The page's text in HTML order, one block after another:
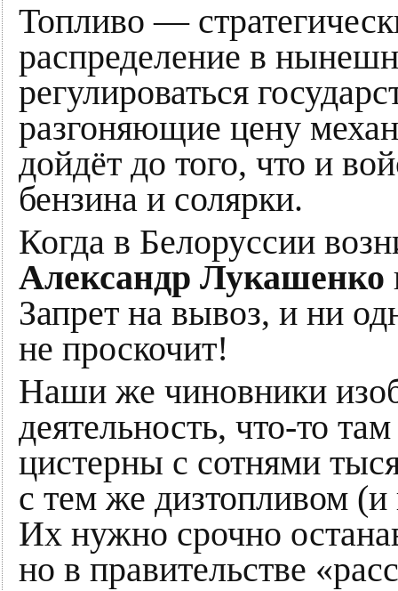
Топливо —
распределение в
регулироваться
разгоняющие цену
дойдёт до того, что и
бензина и солярки.
Когда в Белоруссии
Александр Лукашенко
Запрет на вывоз, и ни
не проскочит!
Наши же чиновники
деятельность, что-то
цистерны с сотнями
с тем же дизтопливом (и
Их нужно срочно
но в правительстве